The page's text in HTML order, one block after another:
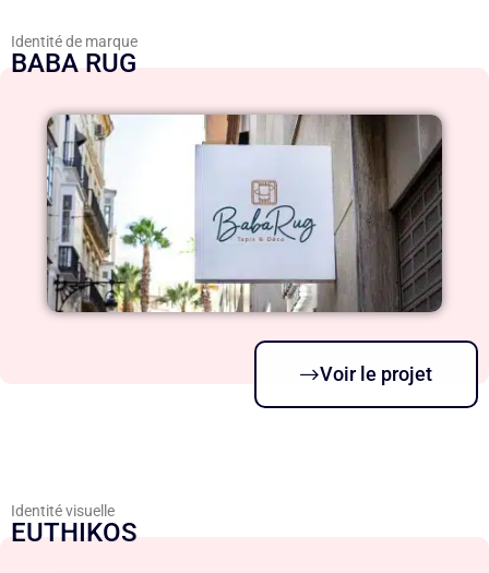
Identité de marque
BABA RUG
Voir le projet
Identité visuelle
EUTHIKOS